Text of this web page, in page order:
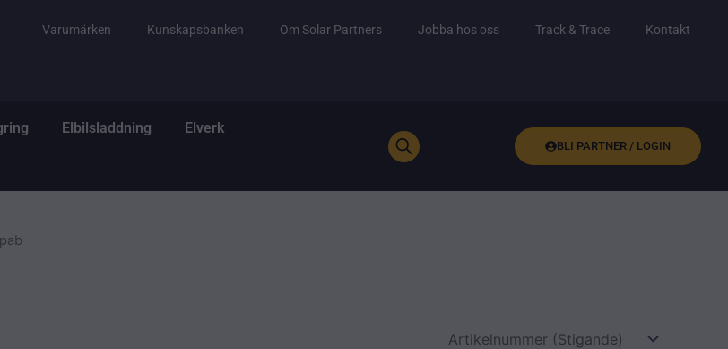
Varumärken Kunskapsbanken Om Solar Partners Jobba hos oss Track & Trace Kontakt
Öppna Energilagring
Elbilsladdning Öppna Elbilsladdning
Elverk
BLI PARTNER / LOGIN